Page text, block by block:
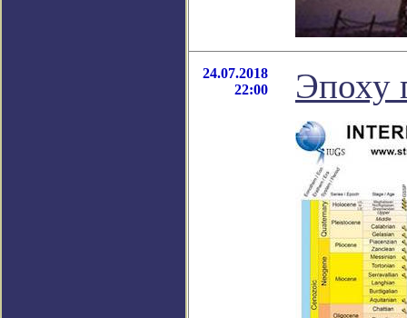
24.07.2018
22:00
Эпоху